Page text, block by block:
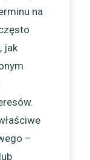
na
jak
–